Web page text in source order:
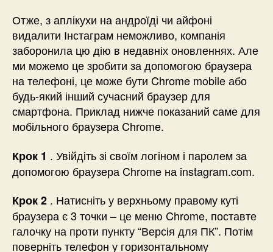
Отже, з аплікухи на андроїді чи айфоні
видалити Інстаграм неможливо, компанія
заборонила цю дію в недавніх оновленнях. Але
ми можемо це зробити за допомогою браузера
на телефоні, це може бути Chrome mobile або
будь-який інший сучасний браузер для
смартфона. Приклад нижче показаний саме для
мобільного браузера Chrome.
Крок 1 . Увійдіть зі своїм логіном і паролем за
допомогою браузера Chrome на instagram.com.
Крок 2 . Натисніть у верхньому правому куті
браузера є 3 точки – це меню Chrome, поставте
галочку на проти пункту “Версія для ПК”. Потім
поверніть телефон у горизонтальному